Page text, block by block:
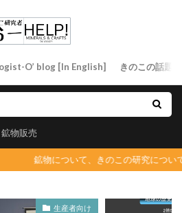
O’ blog [In English] きのこの話題
鉱物販売
鉱物について、きのこの研究について
生産者向け